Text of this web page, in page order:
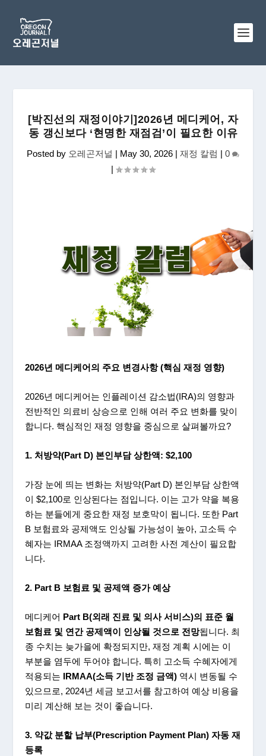
[박진선의 재정이야기]2026년 메디케어, 자
동 갱신보다 ‘현명한 재점검’이 필요한 이유
Posted by 오레곤저널 | May 30, 2026 | 재정 칼럼 | 0
|
2026년 메디케어의 주요 변경사항(핵심 재정 영향)
2026년 메디케어는 인플레이션 감소법(IRA)의 영향과
전반적인 의료비 상승으로 인해 여러 주요 변화를 맞이
합니다. 핵심적인 재정 영향을 중심으로 살펴볼까요?
1. 처방약(Part D) 본인부담 상한액: $2,100
가장 눈에 띄는 변화는 처방약(Part D) 본인부담 상한액
이 $2,100로 인상된다는 점입니다. 이는 고가 약을 복용
하는 분들에게 중요한 재정 보호막이 됩니다. 또한 Part
B 보험료와 공제액도 인상될 가능성이 높아, 고소득 수
혜자는 IRMAA 조정액까지 고려한 사전 계산이 필요합
니다.
2. Part B 보험료 및 공제액 증가 예상
메디케어 Part B(외래 진료 및 의사 서비스)의 표준 월
보험료 및 연간 공제액이 인상될 것으로 전망됩니다. 최
종 수치는 늦가을에 확정되지만, 재정 계획 시에는 이
부분을 염두에 두어야 합니다. 특히 고소득 수혜자에게
적용되는
IRMAA(소득 기반 조정 금액) 역시 변동될 수
있으므로, 2024년 세금 보고서를 참고하여 예상 비용을
미리 계산해 보는 것이 좋습니다.
3. 약값 분할 납부(Prescription Payment Plan)자동 재
등록